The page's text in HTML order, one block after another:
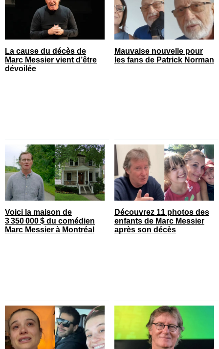
La cause du décès de
Marc Messier vient d’être
dévoilée
Mauvaise nouvelle pour
les fans de Patrick Norman
Voici la maison de
3 350 000 $ du comédien
Marc Messier à Montréal
Découvrez 11 photos des
enfants de Marc Messier
après son décès